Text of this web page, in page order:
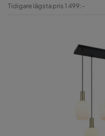
Tidigare lägsta pris 1 499:-